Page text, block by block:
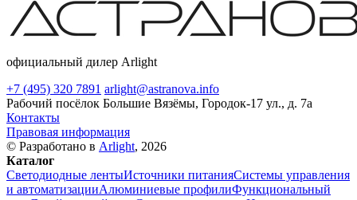
официальный дилер Arlight
+7 (495) 320 7891 arlight@astranova.info
Рабочий посёлок Большие Вязёмы, Городок-17 ул., д. 7а
Контакты
Правовая информация
© Разработано в Arlight, 2026
Каталог
Светодиодные лентыИсточники питанияСистемы управления
и автоматизацииАлюминиевые профилиФункциональный